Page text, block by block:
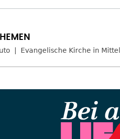
Evangelische Kirche in